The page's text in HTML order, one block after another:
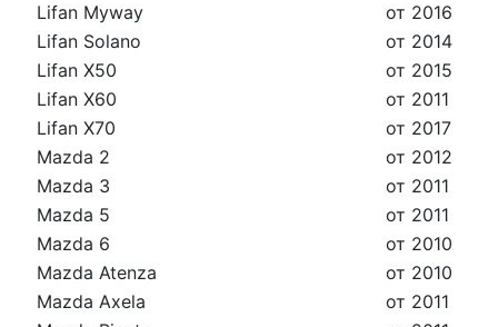
Lifan Myway
от 2016
Lifan Solano
от 2014
Lifan X50
от 2015
Lifan X60
от 2011
Lifan X70
от 2017
Mazda 2
от 2012
Mazda 3
от 2011
Mazda 5
от 2011
Mazda 6
от 2010
Mazda Atenza
от 2010
Mazda Axela
от 2011